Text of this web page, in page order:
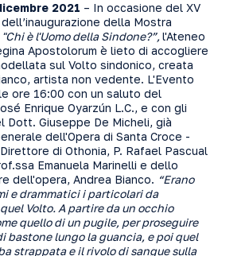
2021 – In occasione del XV
della Mostra
"Chi è l'Uomo della Sindone?”,l'Ateneo
Apostolorum è lieto di accogliere
sul Volto sindonico, creata
artista non vedente. L'Evento
ore 16:00 con un saluto del
Enrique Oyarzún L.C., e con gli
Dott. Giuseppe De Micheli, già
dell'Opera di Santa Croce -
di Othonia, P. Rafael Pascual
Emanuela Marinelli e dello
dell'opera, Andrea Bianco. “Erano
e drammatici i particolari da
Volto. A partire da un occhio
quello di un pugile, per proseguire
bastone lungo la guancia, e poi quel
strappata e il rivolo di sangue sulla